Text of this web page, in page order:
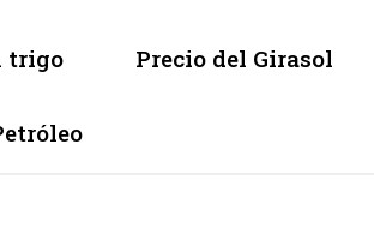
trigo Precio del Girasol